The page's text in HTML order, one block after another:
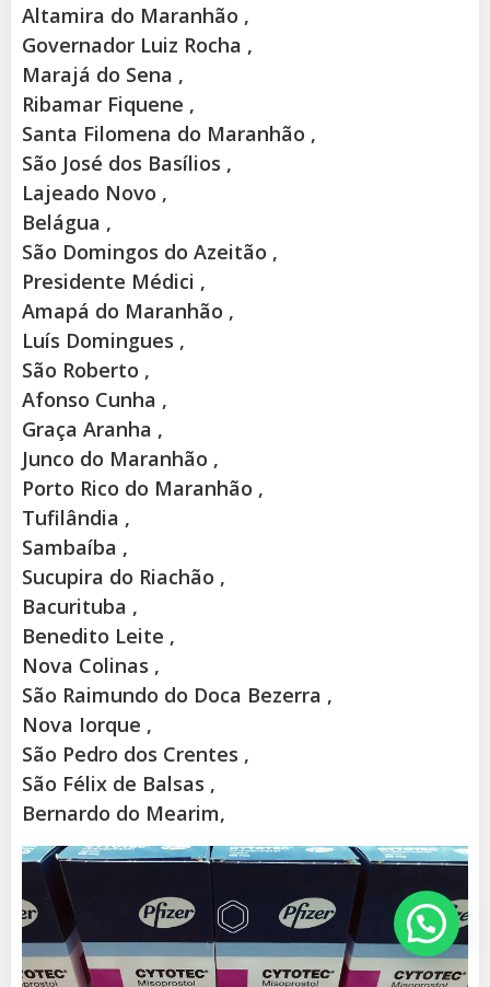
Altamira do Maranhão ,
Governador Luiz Rocha ,
Marajá do Sena ,
Ribamar Fiquene ,
Santa Filomena do Maranhão ,
São José dos Basílios ,
Lajeado Novo ,
Belágua ,
São Domingos do Azeitão ,
Presidente Médici ,
Amapá do Maranhão ,
Luís Domingues ,
São Roberto ,
Afonso Cunha ,
Graça Aranha ,
Junco do Maranhão ,
Porto Rico do Maranhão ,
Tufilândia ,
Sambaíba ,
Sucupira do Riachão ,
Bacurituba ,
Benedito Leite ,
Nova Colinas ,
São Raimundo do Doca Bezerra ,
Nova Iorque ,
São Pedro dos Crentes ,
São Félix de Balsas ,
Bernardo do Mearim,